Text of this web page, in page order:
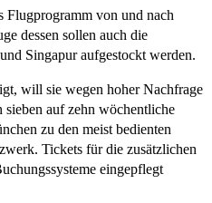
von und nach
dessen sollen auch die
Singapur aufgestockt werden.
will sie wegen hoher Nachfrage
auf zehn wöchentliche
zu den meist bedienten
Tickets für die zusätzlichen
eingepflegt